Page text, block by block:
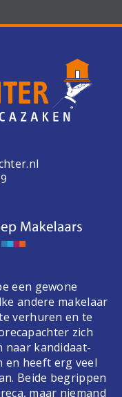
een gewone
andere makelaar
verhuren en te
zich
naar kandidaat-
en heeft erg veel
Beide begrippen
maar niemand